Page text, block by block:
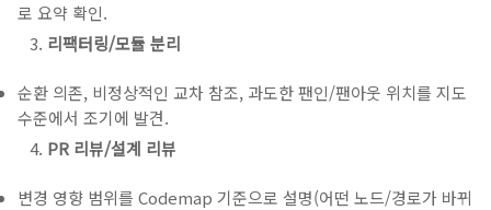
로 요약 확인.
리팩터링/모듈 분리
순환 의존, 비정상적인 교차 참조, 과도한 팬인/팬아웃 위치를 지도
수준에서 조기에 발견.
PR 리뷰/설계 리뷰
변경 영향 범위를 Codemap 기준으로 설명(어떤 노드/경로가 바뀌